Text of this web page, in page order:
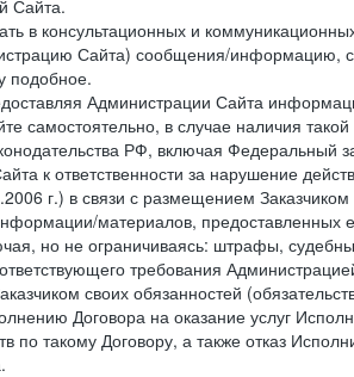
Сайта.
в консультационных и
Сайта) сообщения/информацию,
подобное.
Администрации Сайта
самостоятельно, в случае наличия
РФ, включая
к ответственности за нарушение
г.) в связи с размещением
материалов, предоставленных
но не ограничиваясь: штрафы,
требования
своих обязанностей
Договора на оказание услуг
по такому Договору, а также отказ